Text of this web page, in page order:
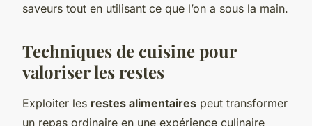
saveurs tout en utilisant ce que l’on a sous la main.
Techniques de cuisine pour
valoriser les restes
Exploiter les restes alimentaires peut transformer
un repas ordinaire en une expérience culinaire